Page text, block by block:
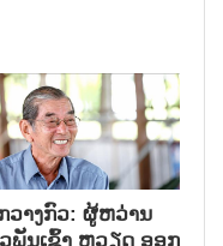
ວາງກົວ: ຜູ້ຫວ່ານ
ພັນເຂົ້າ ຫວຽດ ອອກ